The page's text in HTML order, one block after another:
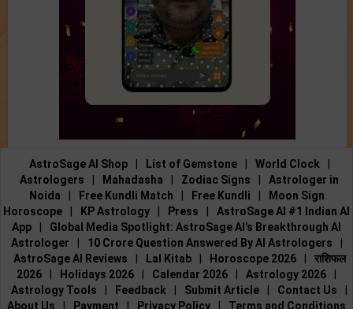
AstroSage AI Shop List of Gemstone World Clock
Astrologers
Mahadasha Zodiac Signs
Astrologer in
Noida
Free Kundli Match Free Kundli
Moon Sign
Horoscope
KP Astrology Press
AstroSage AI #1 Indian AI
App
Global Media Spotlight: AstroSage AI’s Breakthrough AI
Astrologer
10 Crore Question Answered By AI Astrologers
AstroSage AI Reviews
Lal Kitab Horoscope 2026
राशिफल
2026
Holidays 2026 Calendar 2026 Astrology 2026
Astrology Tools
Feedback Submit Article Contact Us
About Us
Payment Privacy Policy Terms and Conditions